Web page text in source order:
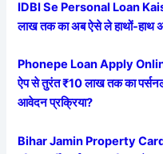
IDBI Se Personal Loan
लाख तक का अब ऐसे ले हाथों-हाथ
Phonepe Loan Apply
ऐप से तुरंत ₹10 लाख तक का
आवेदन प्रक्रिया?
Bihar Jamin Property Card